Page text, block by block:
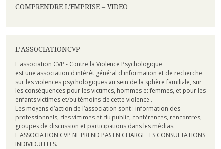
COMPRENDRE L’EMPRISE – VIDEO
L’ASSOCIATIONCVP
L'association CVP - Contre la Violence Psychologique
est une association d'intérêt général d'information et de recherche
sur les violences psychologiques au sein de la sphère familiale, sur
les conséquences pour les victimes, hommes et femmes, et pour les
enfants victimes et/ou témoins de cette violence .
Les moyens d’action de l’association sont : information des
professionnels, des victimes et du public, conférences, rencontres,
groupes de discussion et participations dans les médias.
L'ASSOCIATION CVP NE PREND PAS EN CHARGE LES CONSULTATIONS
INDIVIDUELLES.